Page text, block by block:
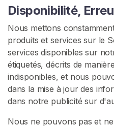
Disponibilité,
Nous mettons
produits et services sur le
services disponibles sur
étiquetés, décrits de
indisponibles, et nous
dans la mise à jour des
dans notre publicité sur
Nous ne pouvons pas et
e
s
v
e
n
d
e
u
r